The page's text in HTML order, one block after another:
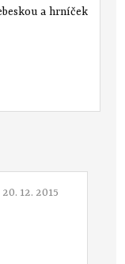
a hrníček
20. 12. 2015